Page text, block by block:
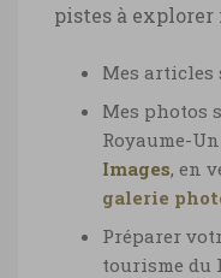
pistes à explorer :
Mes articles
Mes photos
Royaume-
Images, en
galerie
Préparer
tourisme du